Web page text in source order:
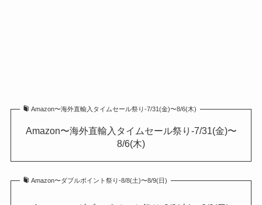
Amazon〜海外直輸入タイムセール祭り-7/31(金)〜8/6(木)
Amazon〜海外直輸入タイムセール祭り-7/31(金)〜
8/6(木)
Amazon〜ダブルポイント祭り-8/8(土)〜8/9(日)